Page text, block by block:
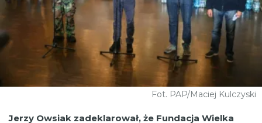
Fot. PAP/Maciej Kulczyski
Jerzy Owsiak zadeklarował, że Fundacja Wielka